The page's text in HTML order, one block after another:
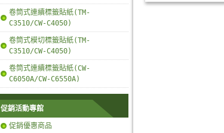
卷筒式連續標籤貼紙(TM-
C3510/CW-C4050)
卷筒式模切標籤貼紙(TM-
C3510/CW-C4050)
卷筒式連續標籤貼紙(CW-
C6050A/CW-C6550A)
促銷活動專館
促銷優惠商品